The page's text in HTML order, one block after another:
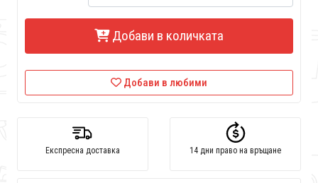
Добави в количката
Добави в любими
Експресна доставка 14 дни право на връщане